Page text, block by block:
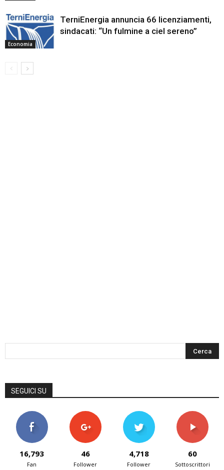
Economia
TerniEnergia annuncia 66 licenziamenti,
sindacati: “Un fulmine a ciel sereno”
SEGUICI SU
16,793
Fan
46
Follower
4,718
Follower
60
Sottoscrittori